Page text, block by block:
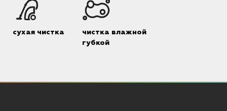
сухая чистка
чистка влажной
губкой